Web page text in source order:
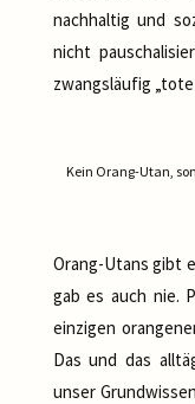
nachhaltig und
nicht
zwangsläufig
Kein Orang-Utan,
Orang-Utans gibt
gab es auch nie.
einzigen
Das und das
unser